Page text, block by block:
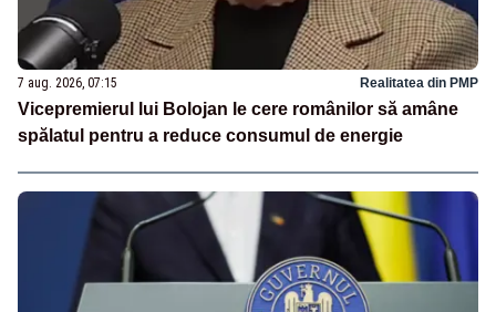
7 aug. 2026, 07:15 Realitatea din PMP
Vicepremierul lui Bolojan le cere românilor să amâne
spălatul pentru a reduce consumul de energie